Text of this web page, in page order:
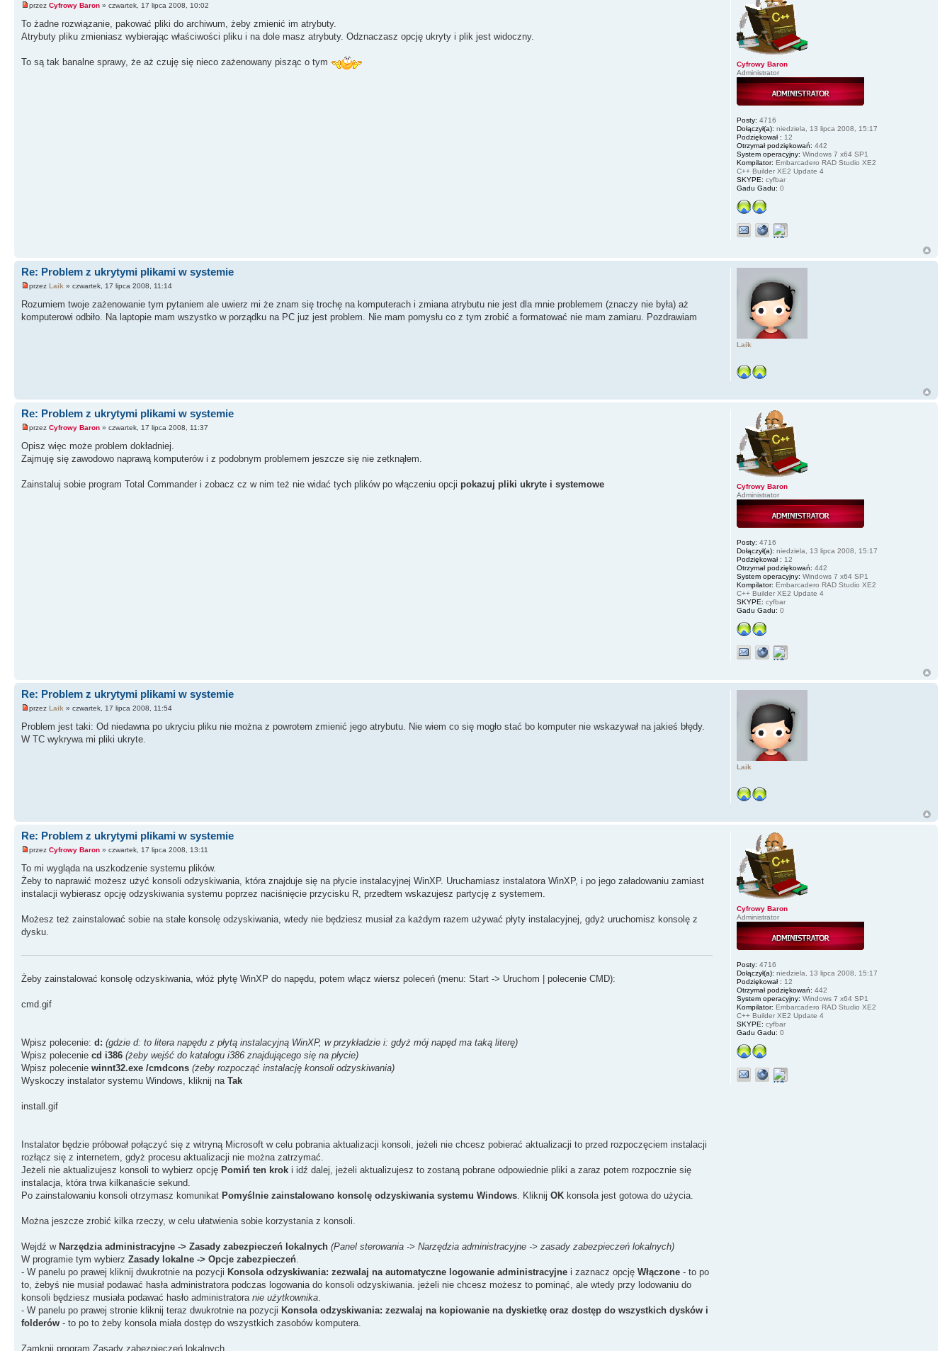
przez Cyfrowy Baron » czwartek, 17 lipca 2008, 10:02
To żadne rozwiązanie, pakować pliki do archiwum, żeby zmienić im atrybuty.
Atrybuty pliku zmieniasz wybierając właściwości pliku i na dole masz atrybuty. Odznaczasz opcję ukryty i plik jest widoczny.
To są tak banalne sprawy, że aż czuję się nieco zażenowany pisząc o tym
Cyfrowy Baron
Administrator
Posty: 4716
Dołączył(a): niedziela, 13 lipca 2008, 15:17
Podziękował : 12
Otrzymał podziękowań: 442
System operacyjny: Windows 7 x64 SP1
Kompilator: Embarcadero RAD Studio XE2
C++ Builder XE2 Update 4
SKYPE: cyfbar
Gadu Gadu: 0
Re: Problem z ukrytymi plikami w systemie
przez Laik » czwartek, 17 lipca 2008, 11:14
Rozumiem twoje zażenowanie tym pytaniem ale uwierz mi że znam się trochę na komputerach i zmiana atrybutu nie jest dla mnie problemem (znaczy nie była) aż
komputerowi odbiło. Na laptopie mam wszystko w porządku na PC juz jest problem. Nie mam pomysłu co z tym zrobić a formatować nie mam zamiaru. Pozdrawiam
Laik
Re: Problem z ukrytymi plikami w systemie
przez Cyfrowy Baron » czwartek, 17 lipca 2008, 11:37
Opisz więc może problem dokładniej.
Zajmuję się zawodowo naprawą komputerów i z podobnym problemem jeszcze się nie zetknąłem.
Zainstaluj sobie program Total Commander i zobacz cz w nim też nie widać tych plików po włączeniu opcji pokazuj pliki ukryte i systemowe
Cyfrowy Baron
Administrator
Posty: 4716
Dołączył(a): niedziela, 13 lipca 2008, 15:17
Podziękował : 12
Otrzymał podziękowań: 442
System operacyjny: Windows 7 x64 SP1
Kompilator: Embarcadero RAD Studio XE2
C++ Builder XE2 Update 4
SKYPE: cyfbar
Gadu Gadu: 0
Re: Problem z ukrytymi plikami w systemie
przez Laik » czwartek, 17 lipca 2008, 11:54
Problem jest taki: Od niedawna po ukryciu pliku nie można z powrotem zmienić jego atrybutu. Nie wiem co się mogło stać bo komputer nie wskazywał na jakieś błędy.
W TC wykrywa mi pliki ukryte.
Laik
Re: Problem z ukrytymi plikami w systemie
przez Cyfrowy Baron » czwartek, 17 lipca 2008, 13:11
To mi wygląda na uszkodzenie systemu plików.
Żeby to naprawić możesz użyć konsoli odzyskiwania, która znajduje się na płycie instalacyjnej WinXP. Uruchamiasz instalatora WinXP, i po jego załadowaniu zamiast
instalacji wybierasz opcję odzyskiwania systemu poprzez naciśnięcie przycisku R, przedtem wskazujesz partycję z systemem.
Możesz też zainstalować sobie na stałe konsolę odzyskiwania, wtedy nie będziesz musiał za każdym razem używać płyty instalacyjnej, gdyż uruchomisz konsolę z
dysku.
Żeby zainstalować konsolę odzyskiwania, włóż płytę WinXP do napędu, potem włącz wiersz poleceń (menu: Start -> Uruchom | polecenie CMD):
cmd.gif
Wpisz polecenie: d: (gdzie d: to litera napędu z płytą instalacyjną WinXP, w przykładzie i: gdyż mój napęd ma taką literę)
Wpisz polecenie cd i386 (żeby wejść do katalogu i386 znajdującego się na płycie)
Wpisz polecenie winnt32.exe /cmdcons (żeby rozpocząć instalację konsoli odzyskiwania)
Wyskoczy instalator systemu Windows, kliknij na Tak
install.gif
Instalator będzie próbował połączyć się z witryną Microsoft w celu pobrania aktualizacji konsoli, jeżeli nie chcesz pobierać aktualizacji to przed rozpoczęciem instalacji
rozłącz się z internetem, gdyż procesu aktualizacji nie można zatrzymać.
Jeżeli nie aktualizujesz konsoli to wybierz opcję Pomiń ten krok i idź dalej, jeżeli aktualizujesz to zostaną pobrane odpowiednie pliki a zaraz potem rozpocznie się
instalacja, która trwa kilkanaście sekund.
Po zainstalowaniu konsoli otrzymasz komunikat Pomyślnie zainstalowano konsolę odzyskiwania systemu Windows . Kliknij OK konsola jest gotowa do użycia.
Można jeszcze zrobić kilka rzeczy, w celu ułatwienia sobie korzystania z konsoli.
Wejdź w Narzędzia administracyjne -> Zasady zabezpieczeń lokalnych (Panel sterowania -> Narzędzia administracyjne -> zasady zabezpieczeń lokalnych)
W programie tym wybierz Zasady lokalne -> Opcje zabezpieczeń
- W panelu po prawej kliknij dwukrotnie na pozycji Konsola odzyskiwania: zezwalaj na automatyczne logowanie administracyjne i zaznacz opcję Włączone - to po
to, żebyś nie musiał podawać hasła administratora podczas logowania do konsoli odzyskiwania. jeżeli nie chcesz możesz to pominąć, ale wtedy przy lodowaniu do
konsoli będziesz musiała podawać hasło administratora nie użytkownika
- W panelu po prawej stronie kliknij teraz dwukrotnie na pozycji Konsola odzyskiwania: zezwalaj na kopiowanie na dyskietkę oraz dostęp do wszystkich dysków i
folderów - to po to żeby konsola miała dostęp do wszystkich zasobów komputera.
Zamknij program Zasady zabezpieczeń lokalnych.
Cyfrowy Baron
Administrator
Posty: 4716
Dołączył(a): niedziela, 13 lipca 2008, 15:17
Podziękował : 12
Otrzymał podziękowań: 442
System operacyjny: Windows 7 x64 SP1
Kompilator: Embarcadero RAD Studio XE2
C++ Builder XE2 Update 4
SKYPE: cyfbar
Gadu Gadu: 0